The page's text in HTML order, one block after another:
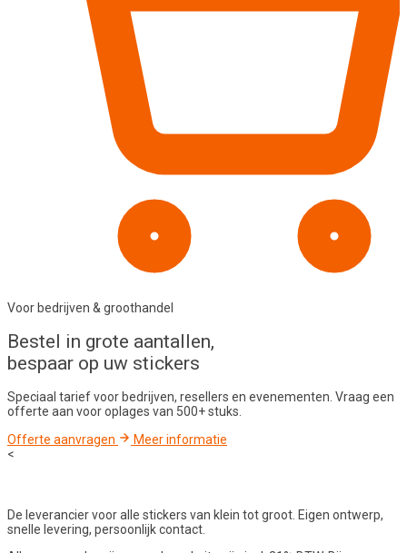
Voor bedrijven & groothandel
Bestel in grote aantallen,
bespaar op uw stickers
Speciaal tarief voor bedrijven, resellers en evenementen. Vraag een
offerte aan voor oplages van 500+ stuks.
Offerte aanvragen
Meer informatie
<
De leverancier voor alle stickers van klein tot groot. Eigen ontwerp,
snelle levering, persoonlijk contact.